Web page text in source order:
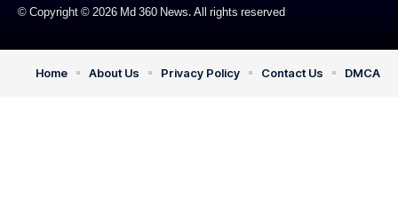
© Copyright © 2026 Md 360 News. All rights reserved
Home About Us Privacy Policy Contact Us DMCA